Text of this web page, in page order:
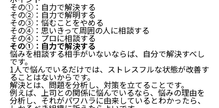
その①：自力で解決する
その②：自力で解明する
その③：悩むことをやめる
その④：思いきって周囲の人に相談する
その④：プロに相談する
その①：自力で解決する
悩みを相談する相手がいないならば、自分で解決すべし
です。
1人で悩んでいるだけでは、ストレスフルな状態が改善す
ることはないからです。
解決とは、問題を分析し、対策を立てることです。
例えば、上司との関係に悩んでいるなら、悩みの理由を
分析し、それがパワハラに由来しているとわかったら、